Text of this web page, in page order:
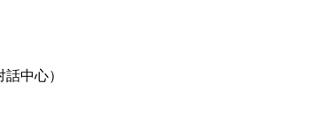
中心）